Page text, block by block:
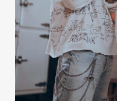
© 2015-2022 UMOMAG.